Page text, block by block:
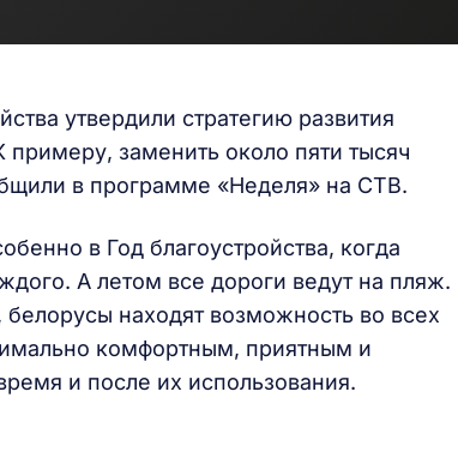
утвердили стратегию развития
примеру, заменить около пяти тысяч
в программе «Неделя» на СТВ.
в Год благоустройства, когда
А летом все дороги ведут на пляж.
находят возможность во всех
комфортным, приятным и
и после их использования.